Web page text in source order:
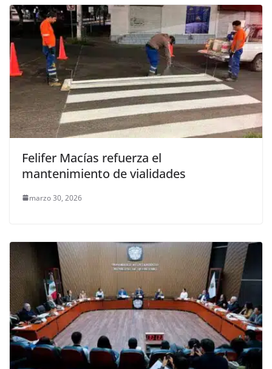
Felifer Macías refuerza el
mantenimiento de vialidades
marzo 30, 2026